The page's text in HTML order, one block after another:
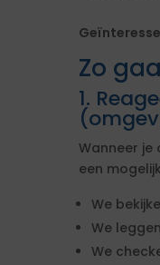
Zo
1.
Wanneer
een
We
We
We